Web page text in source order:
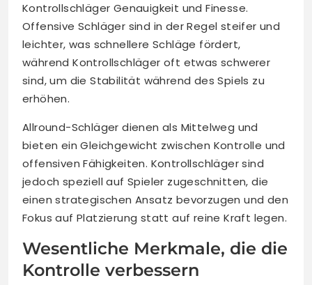
Kontrollschläger Genauigkeit und Finesse.
Offensive Schläger sind in der Regel steifer und
leichter, was schnellere Schläge fördert,
während Kontrollschläger oft etwas schwerer
sind, um die Stabilität während des Spiels zu
erhöhen.
Allround-Schläger dienen als Mittelweg und
bieten ein Gleichgewicht zwischen Kontrolle und
offensiven Fähigkeiten. Kontrollschläger sind
jedoch speziell auf Spieler zugeschnitten, die
einen strategischen Ansatz bevorzugen und den
Fokus auf Platzierung statt auf reine Kraft legen.
Wesentliche Merkmale, die die
Kontrolle verbessern